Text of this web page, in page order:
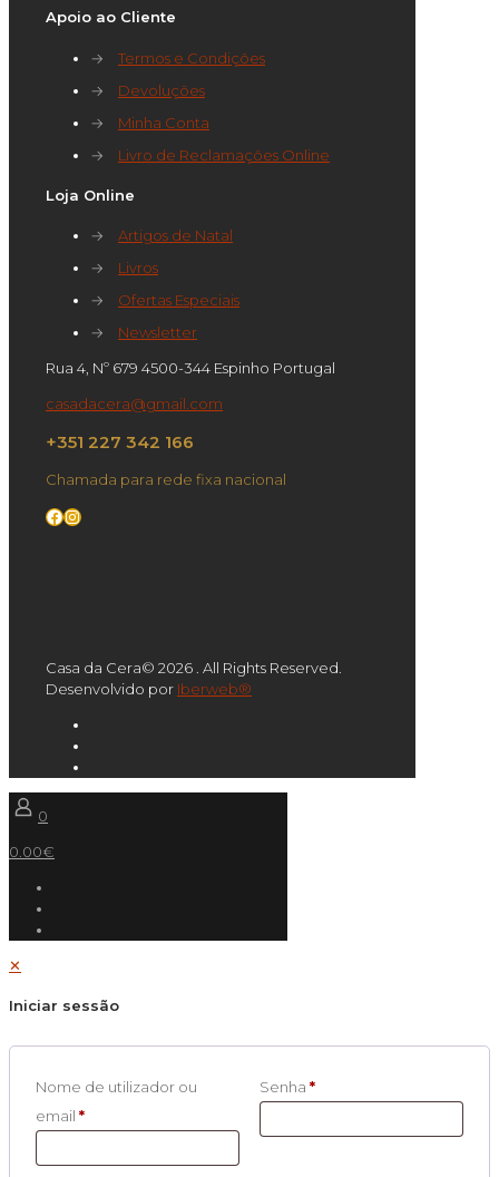
Apoio ao Cliente
→
Termos e Condições
→
Devoluções
→
Minha Conta
→
Livro de Reclamações Online
Loja Online
→
Artigos de Natal
→
Livros
→
Ofertas Especiais
→
Newsletter
Rua 4, Nº 679 4500-344 Espinho Portugal
casadacera@gmail.com
+351 227 342 166
Chamada para rede fixa nacional
Facebook
Instagram
Casa da Cera© 2026 . All Rights Reserved.
Desenvolvido por Iberweb®
0
0.00€
✕
Iniciar sessão
Nome de utilizador ou
email *
Senha *